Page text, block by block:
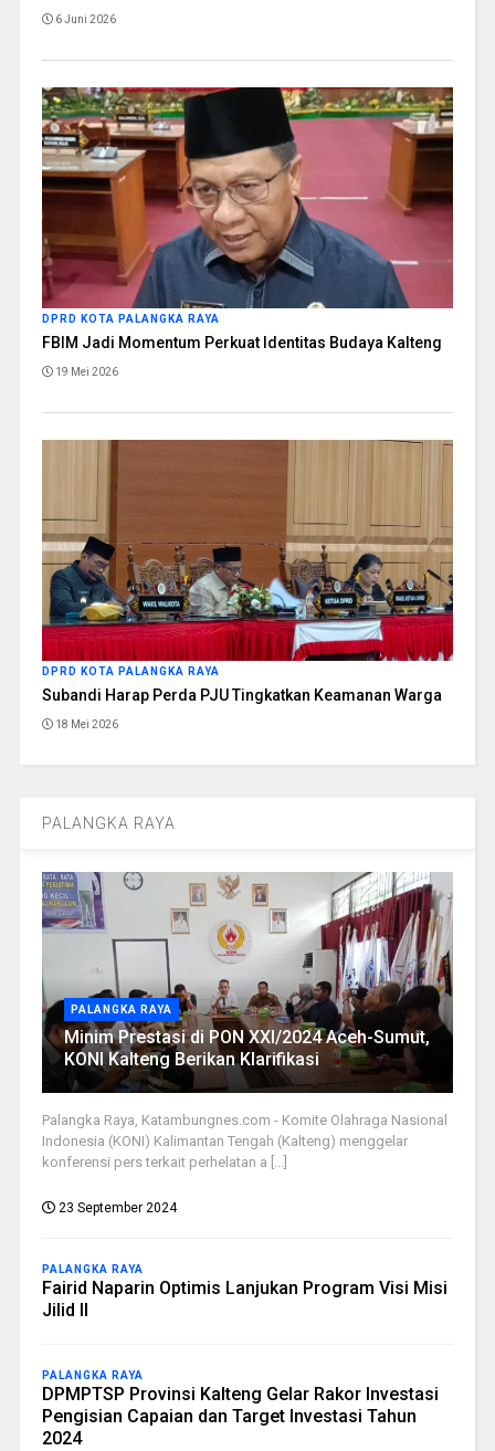
6 Juni 2026
DPRD KOTA PALANGKA RAYA
FBIM Jadi Momentum Perkuat Identitas Budaya Kalteng
19 Mei 2026
DPRD KOTA PALANGKA RAYA
Subandi Harap Perda PJU Tingkatkan Keamanan Warga
18 Mei 2026
PALANGKA RAYA
PALANGKA RAYA
Minim Prestasi di PON XXI/2024 Aceh-Sumut,
KONI Kalteng Berikan Klarifikasi
Palangka Raya, Katambungnes.com - Komite Olahraga Nasional
Indonesia (KONI) Kalimantan Tengah (Kalteng) menggelar
konferensi pers terkait perhelatan a [...]
23 September 2024
PALANGKA RAYA
Fairid Naparin Optimis Lanjukan Program Visi Misi
Jilid II
PALANGKA RAYA
DPMPTSP Provinsi Kalteng Gelar Rakor Investasi
Pengisian Capaian dan Target Investasi Tahun
2024